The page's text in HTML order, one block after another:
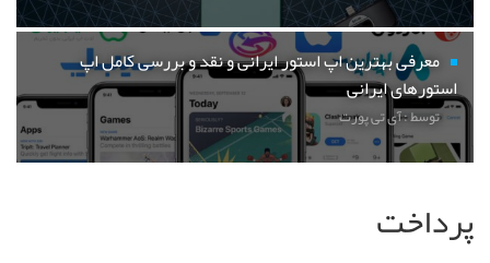
معرفی بهترین اپ استور ایرانی و نقد و بررسی کامل اپ
استورهای ایرانی
توسط : آی تی پورت
پرداخت